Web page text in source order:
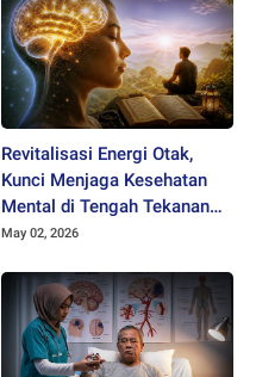
Revitalisasi Energi Otak,
Kunci Menjaga Kesehatan
Mental di Tengah Tekanan
Zaman
May 02, 2026